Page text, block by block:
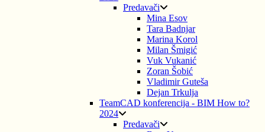
Predavači
Mina Esov
Tara Badnjar
Marina Korol
Milan Šmigić
Vuk Vukanić
Zoran Šobić
Vladimir Guteša
Dejan Trkulja
TeamCAD konferencija - BIM How to?
2024
Predavači